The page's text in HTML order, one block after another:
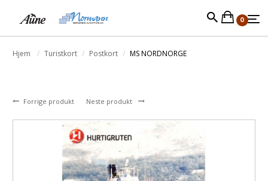
0
Hjem Turistkort Postkort MS NORDNORGE
Forrige produkt Neste produkt